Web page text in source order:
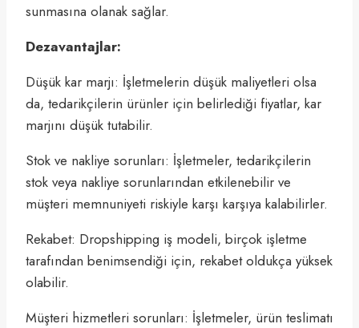
sunmasına olanak sağlar.
Dezavantajlar:
Düşük kar marjı: İşletmelerin düşük maliyetleri olsa
da, tedarikçilerin ürünler için belirlediği fiyatlar, kar
marjını düşük tutabilir.
Stok ve nakliye sorunları: İşletmeler, tedarikçilerin
stok veya nakliye sorunlarından etkilenebilir ve
müşteri memnuniyeti riskiyle karşı karşıya kalabilirler.
Rekabet: Dropshipping iş modeli, birçok işletme
tarafından benimsendiği için, rekabet oldukça yüksek
olabilir.
Müşteri hizmetleri sorunları: İşletmeler, ürün teslimatı